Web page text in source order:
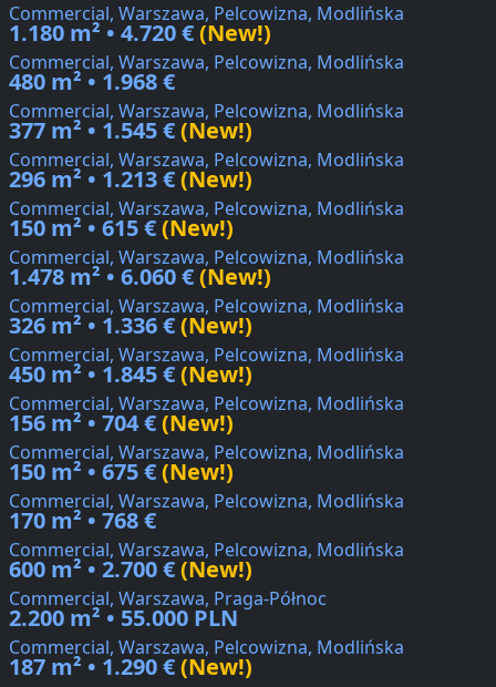
Commercial, Warszawa, Pelcowizna, Modlińska
1.180 m² • 4.720 €(New!)
Commercial, Warszawa, Pelcowizna, Modlińska
480 m² • 1.968 €
Commercial, Warszawa, Pelcowizna, Modlińska
377 m² • 1.545 €(New!)
Commercial, Warszawa, Pelcowizna, Modlińska
296 m² • 1.213 €(New!)
Commercial, Warszawa, Pelcowizna, Modlińska
150 m² • 615 €(New!)
Commercial, Warszawa, Pelcowizna, Modlińska
1.478 m² • 6.060 €(New!)
Commercial, Warszawa, Pelcowizna, Modlińska
326 m² • 1.336 €(New!)
Commercial, Warszawa, Pelcowizna, Modlińska
450 m² • 1.845 €(New!)
Commercial, Warszawa, Pelcowizna, Modlińska
156 m² • 704 €(New!)
Commercial, Warszawa, Pelcowizna, Modlińska
150 m² • 675 €(New!)
Commercial, Warszawa, Pelcowizna, Modlińska
170 m² • 768 €
Commercial, Warszawa, Pelcowizna, Modlińska
600 m² • 2.700 €(New!)
Commercial, Warszawa, Praga-Północ
2.200 m² • 55.000 PLN
Commercial, Warszawa, Pelcowizna, Modlińska
187 m² • 1.290 €(New!)